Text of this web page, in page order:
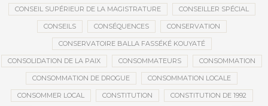
CONSEIL SUPÉRIEUR DE LA MAGISTRATURE CONSEILLER SPÉCIAL
CONSEILS CONSÉQUENCES CONSERVATION
CONSERVATOIRE BALLA FASSÉKÉ KOUYATÉ
CONSOLIDATION DE LA PAIX CONSOMMATEURS CONSOMMATION
CONSOMMATION DE DROGUE CONSOMMATION LOCALE
CONSOMMER LOCAL CONSTITUTION CONSTITUTION DE 1992